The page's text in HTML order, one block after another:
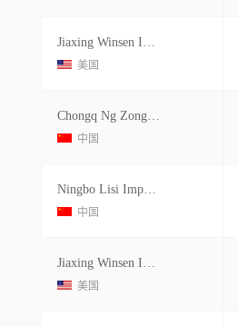
Jiaxing Winsen Imports&exp Co
美国
Chongq Ng Zongshen Group I E Corp.
中国
Ningbo Lisi Imports
中国
Jiaxing Winsen Imports&exp Co
美国